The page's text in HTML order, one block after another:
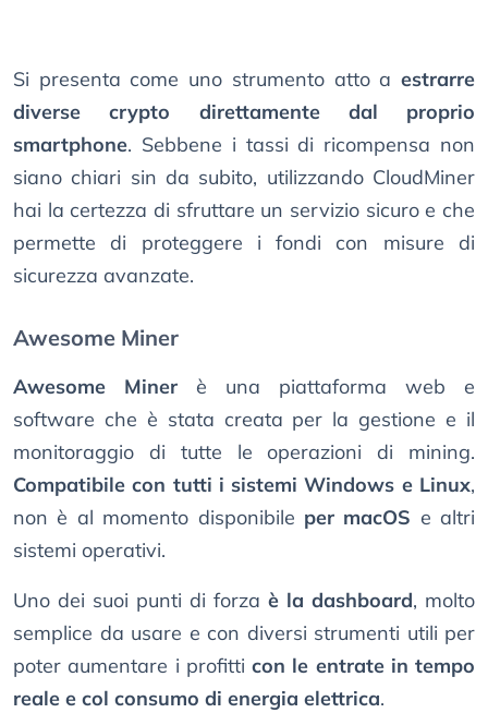
Si presenta come uno strumento atto a estrarre
diverse crypto direttamente dal proprio
smartphone. Sebbene i tassi di ricompensa non
siano chiari sin da subito, utilizzando CloudMiner
hai la certezza di sfruttare un servizio sicuro e che
permette di proteggere i fondi con misure di
sicurezza avanzate.
Awesome Miner
Awesome Miner è una piattaforma web e
software che è stata creata per la gestione e il
monitoraggio di tutte le operazioni di mining.
Compatibile con tutti i sistemi Windows e Linux,
non è al momento disponibile per macOS e altri
sistemi operativi.
Uno dei suoi punti di forza è la dashboard, molto
semplice da usare e con diversi strumenti utili per
poter aumentare i profitti con le entrate in tempo
reale e col consumo di energia elettrica.